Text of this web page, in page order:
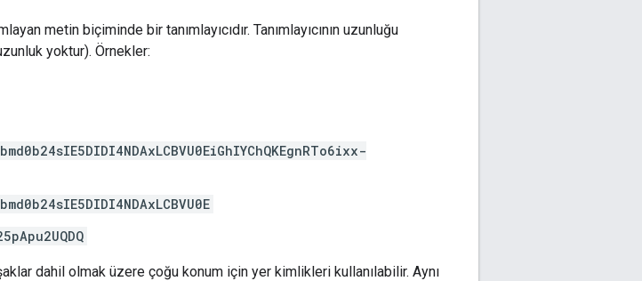
metin biçiminde bir tanımlayıcıdır. Tanımlayıcının uzunluğu
yoktur). Örnekler:
dahil olmak üzere çoğu konum için yer kimlikleri kullanılabilir. Aynı